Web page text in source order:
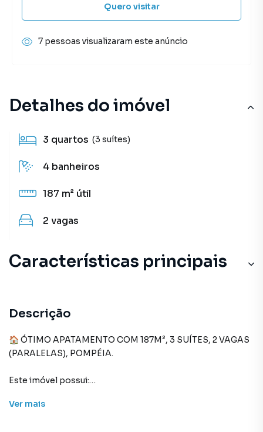
Detalhes do imóvel
3 quartos (3 suítes)
4 banheiros
187 m² útil
2 vagas
Características principais
Elevador com Gerador
Portaria 24h
Descrição
🏠 ÓTIMO APATAMENTO COM 187M², 3 SUÍTES, 2 VAGAS
(PARALELAS), POMPÉIA.
Este imóvel possui:
- Boa Sala para 3 ambientes com Varanda (vista livre).
Ver mais
Quero visitar
7 pessoas visualizaram este anúncio